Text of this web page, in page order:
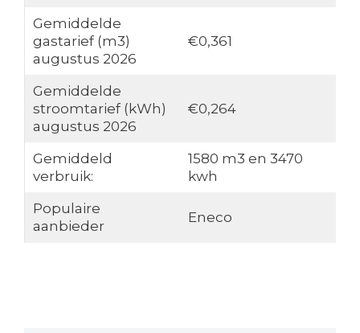
Gemiddelde
gastarief (m3)
augustus 2026
€0,361
Gemiddelde
stroomtarief (kWh)
augustus 2026
€0,264
Gemiddeld
verbruik:
1580 m3 en 3470
kwh
Populaire
aanbieder
Eneco